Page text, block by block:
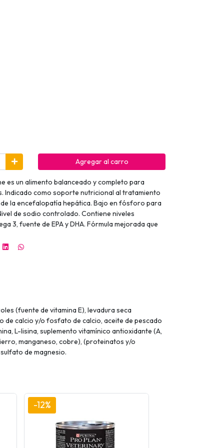
Agregar al carro
es un alimento balanceado y completo para
Indicado como soporte nutricional al tratamiento
la encefalopatía hepática. Bajo en fósforo para
de sodio controlado. Contiene niveles
3, fuente de EPA y DHA. Fórmula mejorada que
(fuente de vitamina E), levadura seca
de calcio y/o fosfato de calcio, aceite de pescado
L-lisina, suplemento vitamínico antioxidante (A,
manganeso, cobre), (proteinatos y/o
de magnesio.
-12%